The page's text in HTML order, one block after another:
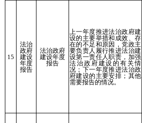
15
法治
政府
建设
年度
报告
法治政府
建设年度
报告
上一年度推进法治政府建
设的主要举措和成效、存
在的不足和原因，党政主
要负责人履行推进法治建
设第一责任人职责，加强
法治政府建设的有关情
况；下一年度推进法治政
府建设的主要安排；其他
需要报告的情况。